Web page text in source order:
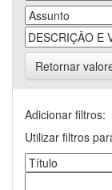
Retornar
Adicionar filtros:
Utilizar filtros